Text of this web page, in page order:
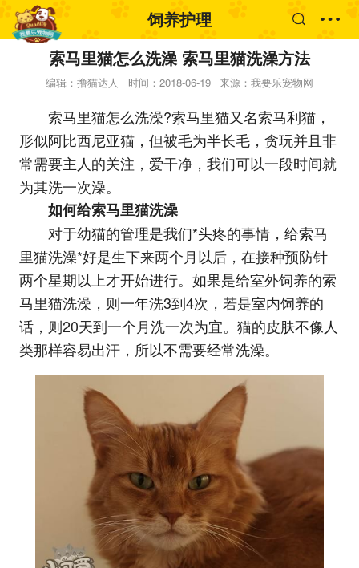
饲养护理
索马里猫怎么洗澡 索马里猫洗澡方法
编辑：撸猫达人 时间：2018-06-19 来源：我要乐宠物网
索马里猫怎么洗澡?索马里猫又名索马利猫，
形似阿比西尼亚猫，但被毛为半长毛，贪玩并且非
常需要主人的关注，爱干净，我们可以一段时间就
为其洗一次澡。
如何给索马里猫洗澡
对于幼猫的管理是我们*头疼的事情，给索马
里猫洗澡*好是生下来两个月以后，在接种预防针
两个星期以上才开始进行。如果是给室外饲养的索
马里猫洗澡，则一年洗3到4次，若是室内饲养的
话，则20天到一个月洗一次为宜。猫的皮肤不像人
类那样容易出汗，所以不需要经常洗澡。